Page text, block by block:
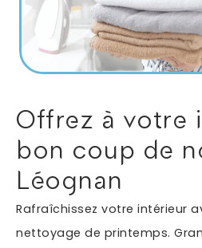
Offrez à votre
bon coup de
Léognan
Rafraîchissez votre intérieur
nettoyage de printemps.
Autres services
Informations